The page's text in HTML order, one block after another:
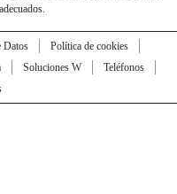
Datos
Política de cookies
Soluciones W
Teléfonos